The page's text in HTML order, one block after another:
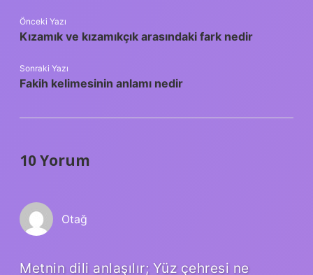
Önceki Yazı
Kızamık ve kızamıkçık arasındaki fark nedir
Sonraki Yazı
Fakih kelimesinin anlamı nedir
10 Yorum
Otağ
Metnin dili anlaşılır; Yüz çehresi ne